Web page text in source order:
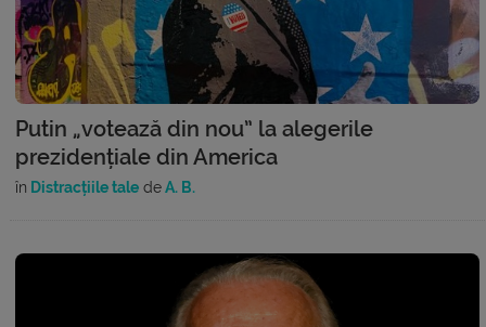
Putin „votează din nou” la alegerile
prezidențiale din America
în Distracțiile tale deA. B.